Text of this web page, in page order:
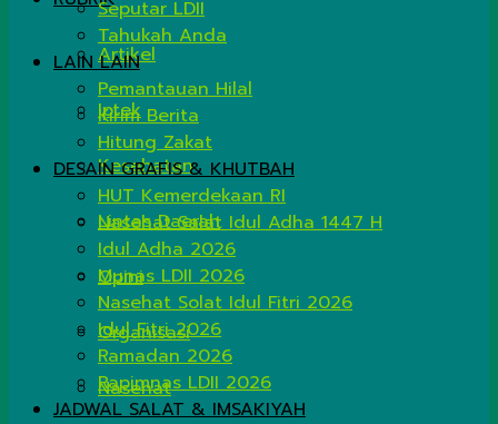
Artikel
Iptek
Kesehatan
Lintas Daerah
Opini
Organisasi
Nasehat
Seputar LDII
Tahukah Anda
LAIN LAIN
Pemantauan Hilal
Kirim Berita
Hitung Zakat
DESAIN GRAFIS & KHUTBAH
HUT Kemerdekaan RI
Nasehat Salat Idul Adha 1447 H
Idul Adha 2026
Munas LDII 2026
Nasehat Solat Idul Fitri 2026
Idul Fitri 2026
Ramadan 2026
Rapimnas LDII 2026
JADWAL SALAT & IMSAKIYAH